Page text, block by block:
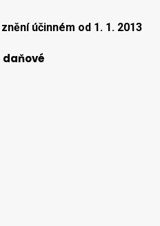
účinném od 1. 1. 2013